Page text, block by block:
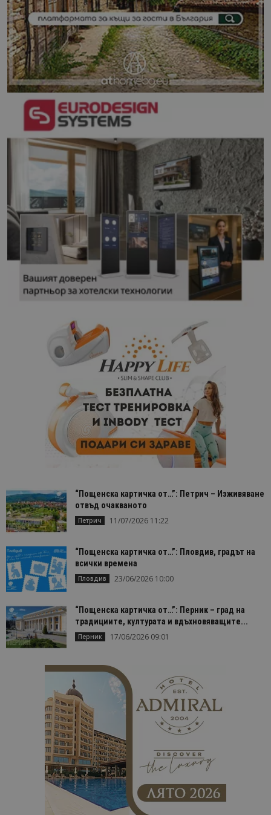
“Пощенска картичка от…”: Петрич – Изживяване
отвъд очакваното
Петрич 11/07/2026 11:22
“Пощенска картичка от…”: Пловдив, градът на
всички времена
Пловдив 23/06/2026 10:00
“Пощенска картичка от…”: Перник – град на
традициите, културата и вдъхновяващите...
Перник 17/06/2026 09:01